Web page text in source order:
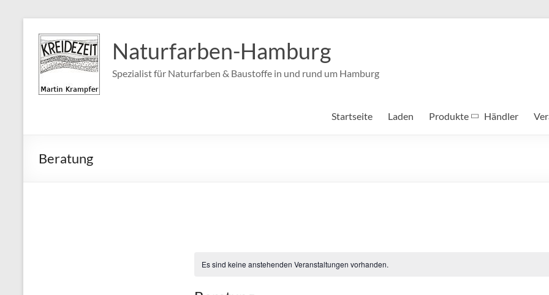
Inhalt
springen
Naturfarben-Hamburg
Spezialist für Naturfarben & Baustoffe in und rund um Hamburg
Startseite Laden Produkte Händler
Beratung
Es sind keine anstehenden Veranstaltungen vorhanden.